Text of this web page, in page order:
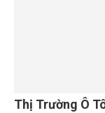
Thị Trường Ô